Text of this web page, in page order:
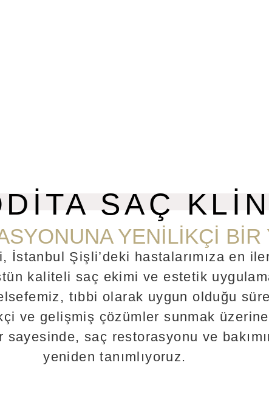
SAÇ
YENİLİKÇİ BİR
, İstanbul Şişli’deki hastalarımıza en
kaliteli saç ekimi ve estetik
tıbbi olarak uygun olduğu
ve gelişmiş çözümler sunmak
saç restorasyonu ve
yeniden tanımlıyoruz.